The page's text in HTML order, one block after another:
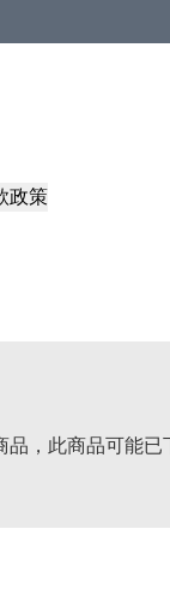
政策
品，此商品可能